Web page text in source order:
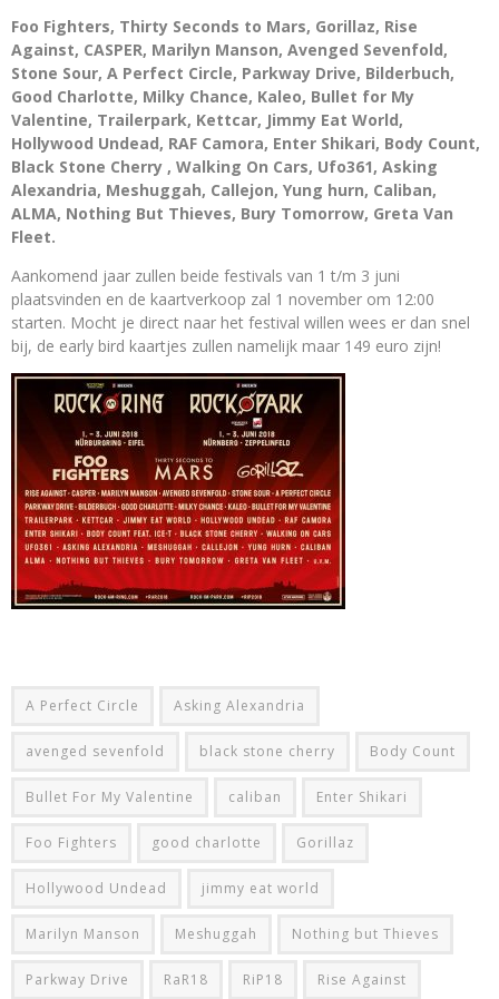
Foo Fighters, Thirty Seconds to Mars, Gorillaz, Rise
Against, CASPER, Marilyn Manson, Avenged Sevenfold,
Stone Sour, A Perfect Circle, Parkway Drive, Bilderbuch,
Good Charlotte, Milky Chance, Kaleo, Bullet for My
Valentine, Trailerpark, Kettcar, Jimmy Eat World,
Hollywood Undead, RAF Camora, Enter Shikari, Body Count,
Black Stone Cherry , Walking On Cars, Ufo361, Asking
Alexandria, Meshuggah, Callejon, Yung hurn, Caliban,
ALMA, Nothing But Thieves, Bury Tomorrow, Greta Van
Fleet.
Aankomend jaar zullen beide festivals van 1 t/m 3 juni
plaatsvinden en de kaartverkoop zal 1 november om 12:00
starten. Mocht je direct naar het festival willen wees er dan snel
bij, de early bird kaartjes zullen namelijk maar 149 euro zijn!
A Perfect Circle Asking Alexandria
avenged sevenfold black stone cherry Body Count
Bullet For My Valentine caliban Enter Shikari
Foo Fighters good charlotte Gorillaz
Hollywood Undead jimmy eat world
Marilyn Manson Meshuggah Nothing but Thieves
Parkway Drive RaR18 RiP18 Rise Against